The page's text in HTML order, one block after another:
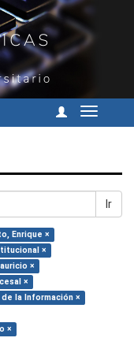
Cambiar
Ir
Enrique ×
×
×
×
la Información ×
×